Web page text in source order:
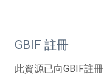
GBIF 註冊
此資源已向GBIF註